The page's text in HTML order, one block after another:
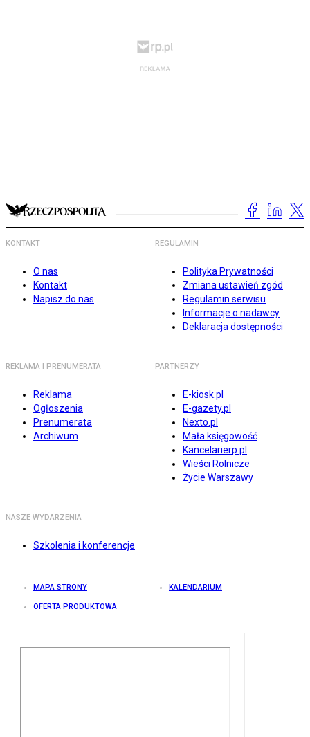
KONTAKT
O nas
Kontakt
Napisz do nas
REGULAMIN
Polityka Prywatności
Zmiana ustawień zgód
Regulamin serwisu
Informacje o nadawcy
Deklaracja dostępności
REKLAMA I PRENUMERATA
Reklama
Ogłoszenia
Prenumerata
Archiwum
PARTNERZY
E-kiosk.pl
E-gazety.pl
Nexto.pl
Mała księgowość
Kancelarierp.pl
Wieści Rolnicze
Życie Warszawy
NASZE WYDARZENIA
Szkolenia i konferencje
MAPA STRONY KALENDARIUM
OFERTA PRODUKTOWA